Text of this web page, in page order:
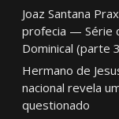
Joaz Santana
profecia — Série
Dominical (parte
Hermano de
nacional revela
questionado